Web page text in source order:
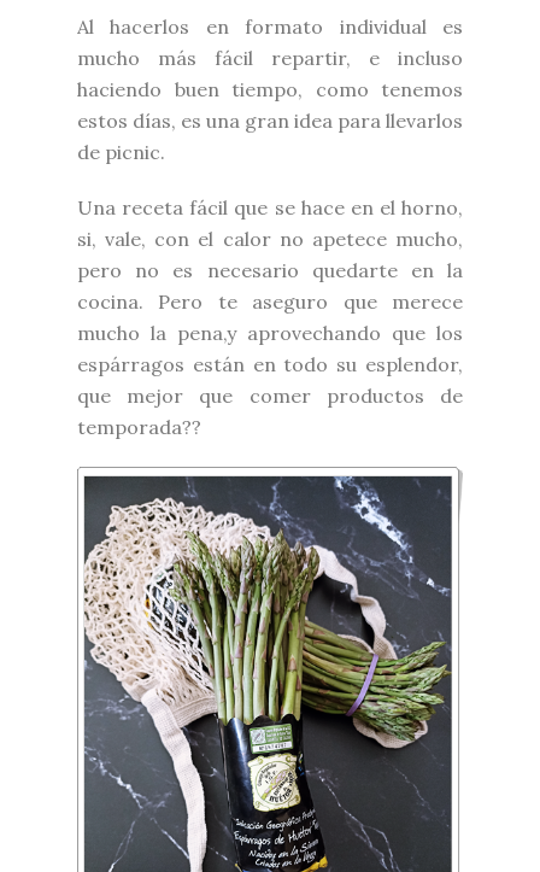
Al hacerlos en formato individual es
mucho más fácil repartir, e incluso
haciendo buen tiempo, como tenemos
estos días, es una gran idea para llevarlos
de picnic.
Una receta fácil que se hace en el horno,
si, vale, con el calor no apetece mucho,
pero no es necesario quedarte en la
cocina. Pero te aseguro que merece
mucho la pena,y aprovechando que los
espárragos están en todo su esplendor,
que mejor que comer productos de
temporada??